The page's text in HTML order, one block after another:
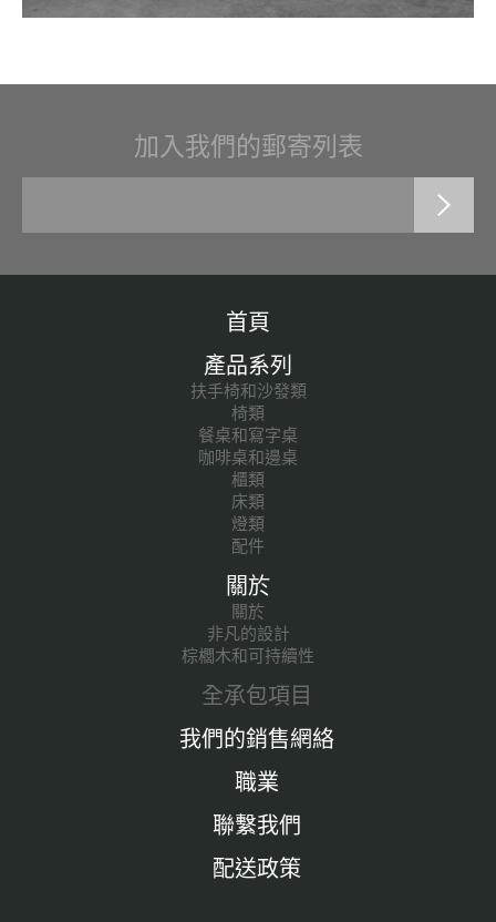
加入我們的郵寄列表
首頁
產品系列
扶手椅和沙發類
椅類
餐桌和寫字桌
咖啡桌和邊桌
櫃類
床類
燈類
配件
關於
關於
非凡的設計
棕櫚木和可持續性
全承包項目
我們的銷售網絡
職業
聯繫我們
配送政策